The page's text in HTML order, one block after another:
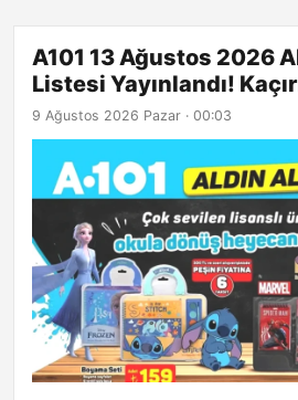
A101 13 Ağustos 2026
Listesi Yayınlandı!
9 Ağustos 2026 Pazar · 00:03